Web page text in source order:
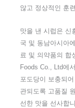
않고 정상적인 훈
맛을 낸 시럽은 신
국 및 동남아시아
료 및 의약품의 합
Foods Co., Ltd에
포도당이 보충되
관되도록 고품질
선한 맛을 선사합